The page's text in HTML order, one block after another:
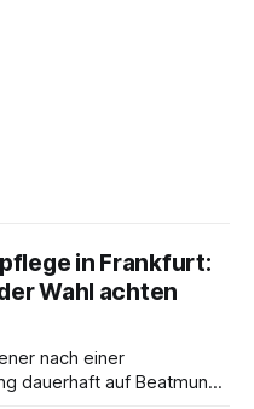
in Frankfurt:
Wahl achten
nach einer
dauerhaft auf Beatmung